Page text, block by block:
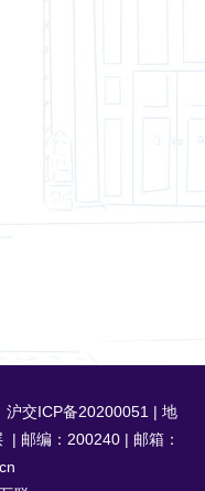
交ICP备20200051 | 地
| 邮编：200240 | 邮箱：